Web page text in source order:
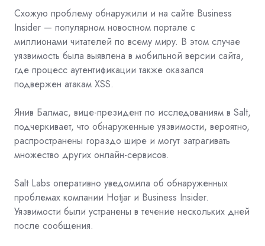
Схожую проблему обнаружили и на сайте Business
Insider — популярном новостном портале с
миллионами читателей по всему миру. В этом случае
уязвимость была выявлена в мобильной версии сайта,
где процесс аутентификации также оказался
подвержен атакам XSS.
Янив Балмас, вице-президент по исследованиям в Salt,
подчеркивает, что обнаруженные уязвимости, вероятно,
распространены гораздо шире и могут затрагивать
множество других онлайн-сервисов.
Salt Labs оперативно уведомила об обнаруженных
проблемах компании Hotjar и Business Insider.
Уязвимости были устранены в течение нескольких дней
после сообщения.